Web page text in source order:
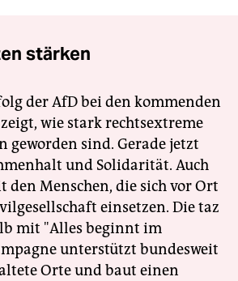
stärken
der AfD bei den kommenden
wie stark rechtsextreme
geworden sind. Gerade jetzt
und Solidarität. Auch
den Menschen, die sich vor Ort
einsetzen. Die taz
mit "Alles beginnt im
unterstützt bundesweit
Orte und baut einen